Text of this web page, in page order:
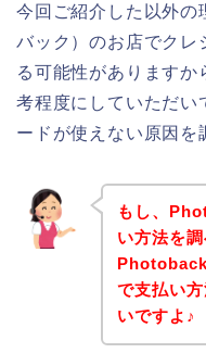
今回ご紹介した以外の
バック）のお店でクレ
る可能性がありますか
考程度にしていただい
ードが使えない原因を
もし、
い方法を
で支払い
いですよ♪